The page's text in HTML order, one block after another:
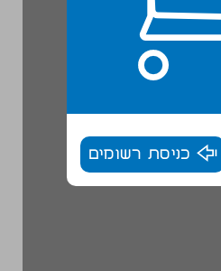
כניסת רשומים